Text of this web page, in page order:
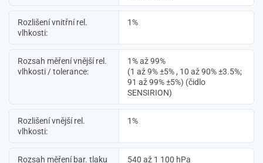
Rozlišení vnitřní rel.
vlhkosti:
1%
Rozsah měření vnější rel.
vlhkosti / tolerance:
1% až 99%
(1 až 9% ±5% , 10 až 90% ±3.5%;
91 až 99% ±5%) (čidlo
SENSIRION)
Rozlišení vnější rel.
vlhkosti:
1%
Rozsah měření bar. tlaku
540 až 1 100 hPa